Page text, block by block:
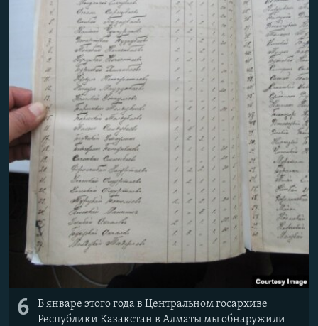
6
В январе этого года в Центральном госархиве
Республики Казакстан в Алматы мы обнаружили